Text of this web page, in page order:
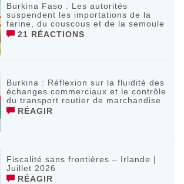
Burkina Faso : Les autorités
suspendent les importations de la
farine, du couscous et de la semoule
21 RÉACTIONS
Burkina : Réflexion sur la fluidité des
échanges commerciaux et le contrôle
du transport routier de marchandise
RÉAGIR
Fiscalité sans frontières – Irlande |
Juillet 2026
RÉAGIR